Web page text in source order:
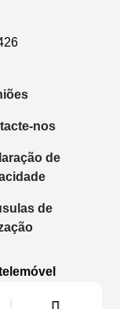
nos
de
de